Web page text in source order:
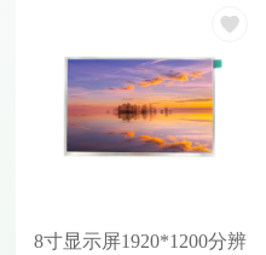
8寸显示屏1920*1200分辨